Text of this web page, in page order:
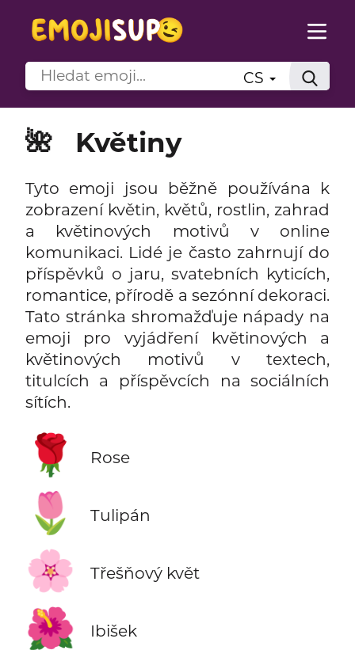
CS
🌺 Květiny
Tyto emoji jsou běžně používána k
zobrazení květin, květů, rostlin, zahrad
a květinových motivů v online
komunikaci. Lidé je často zahrnují do
příspěvků o jaru, svatebních kyticích,
romantice, přírodě a sezónní dekoraci.
Tato stránka shromažďuje nápady na
emoji pro vyjádření květinových a
květinových motivů v textech,
titulcích a příspěvcích na sociálních
sítích.
🌹 Rose
🌷 Tulipán
🌸 Třešňový květ
🌺 Ibišek